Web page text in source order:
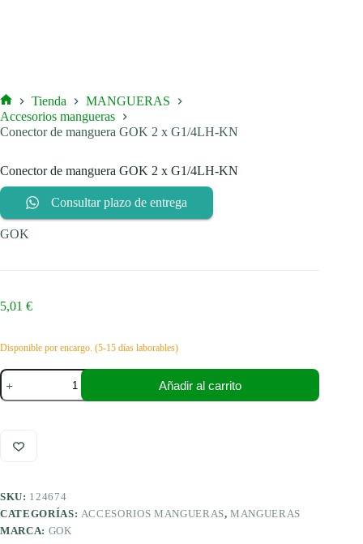
Inicio
Tienda
MANGUERAS
Accesorios mangueras
Conector de manguera GOK 2 x G1/4LH-KN
Conector de manguera GOK 2 x G1/4LH-KN
Consultar plazo de entrega
GOK
5,01 €
Disponible por encargo. (5-15 días laborables)
Conector
de
manguera
2
G1/4LH-
Añadir al carrito
SKU: 124674
CATEGORÍAS: ACCESORIOS MANGUERAS,MANGUERAS
MARCA: GOK